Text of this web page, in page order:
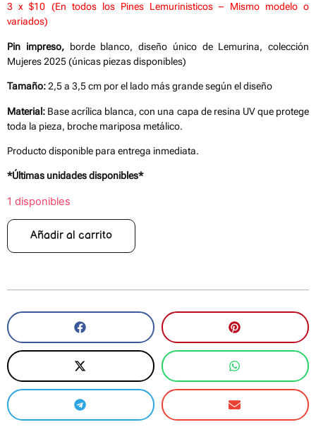
3 x $10 (En todos los Pines Lemurinisticos – Mismo modelo o
variados)
Pin impreso,borde blanco, diseño único de Lemurina, colección
Mujeres 2025 (únicas piezas disponibles)
Tamaño:2,5 a 3,5 cm por el lado más grande según el diseño
Material: Base acrílica blanca, con una capa de resina UV que protege
toda la pieza, broche mariposa metálico.
Producto disponible para entrega inmediata.
*Últimas unidades disponibles*
1 disponibles
Añadir al carrito